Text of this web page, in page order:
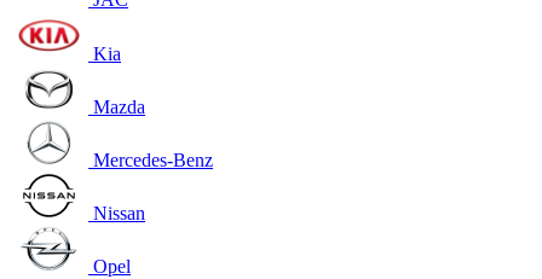
Kia
Mazda
Mercedes-Benz
Nissan
Opel